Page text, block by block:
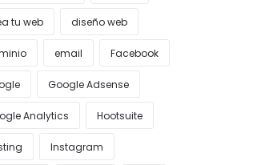
tu web diseño web
email Facebook
Google Adsense
Analytics Hootsuite
Instagram